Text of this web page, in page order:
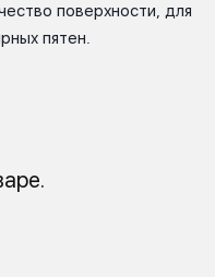
поверхности, для
пятен.